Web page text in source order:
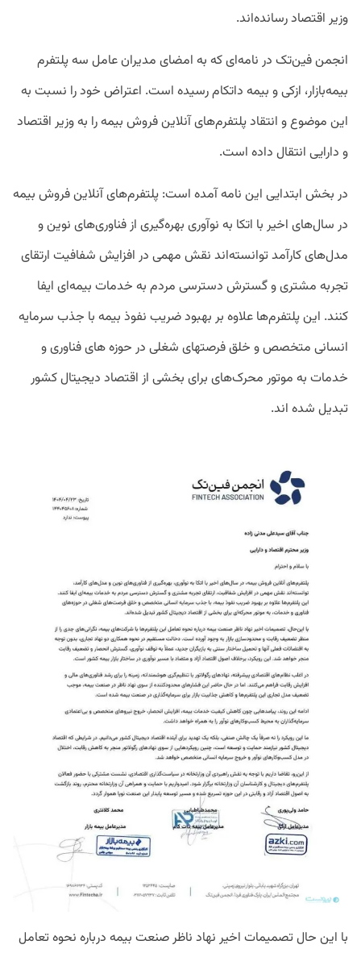
وزیر اقتصاد رسانده‌اند.
انجمن فین‌تک در نامه‌ای که به امضای مدیران عامل سه پلتفرم
بیمه‌بازار، ازکی و بیمه داتکام رسیده است. اعتراض خود را نسبت به
این موضوع و انتقاد پلتفرم‌های آنلاین فروش بیمه را به وزیر اقتصاد
و دارایی انتقال داده است.
در بخش ابتدایی این نامه آمده است: پلتفرم‌های آنلاین فروش بیمه
در سال‌های اخیر با اتکا به نوآوری بهره‌گیری از فناوری‌های نوین و
مدل‌های کارآمد توانسته‌اند نقش مهمی در افزایش شفافیت ارتقای
تجربه مشتری و گسترش دسترسی مردم به خدمات بیمه‌ای ایفا
کنند. این پلتفرم‌ها علاوه بر بهبود ضریب نفوذ بیمه با جذب سرمایه
انسانی متخصص و خلق فرصتهای شغلی در حوزه های فناوری و
خدمات به موتور محرک‌های برای بخشی از اقتصاد دیجیتال کشور
تبدیل شده اند.
با این حال تصمیمات اخیر نهاد ناظر صنعت بیمه درباره نحوه تعامل